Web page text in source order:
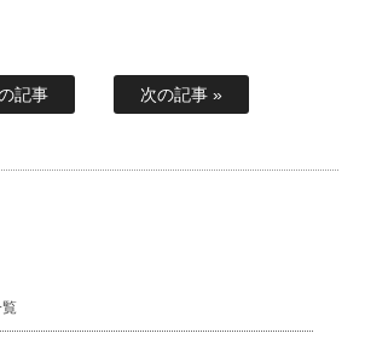
記事 次の記事 »
覧